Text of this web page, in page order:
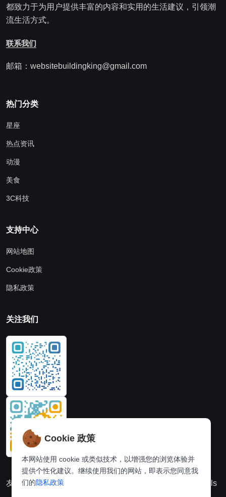
都致力于为用户提供丰富的内容和实用的生活建议，引领潮
流生活方式。
联系我们
邮箱：websitebuildingking@gmail.com
热门分类
星座
热点资讯
动漫
美食
3C科技
支持中心
网站地图
Cookie政策
隐私政策
关注我们
友情链接：动漫派 Hi,online tools
Cookie 政策
本网站使用 cookie 或类似技术，以增强您的浏览体验并
提供个性化建议。继续使用我们的网站，即表示您同意我
们的隐私政策